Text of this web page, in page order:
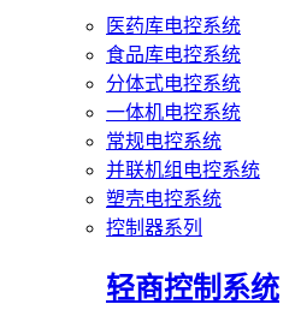
医药库电控系统
食品库电控系统
分体式电控系统
一体机电控系统
常规电控系统
并联机组电控系统
塑壳电控系统
控制器系列
轻商控制系统